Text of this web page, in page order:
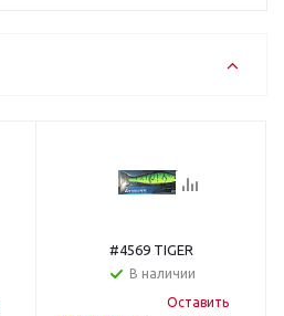
#4569 TIGER
В наличии
Оставить